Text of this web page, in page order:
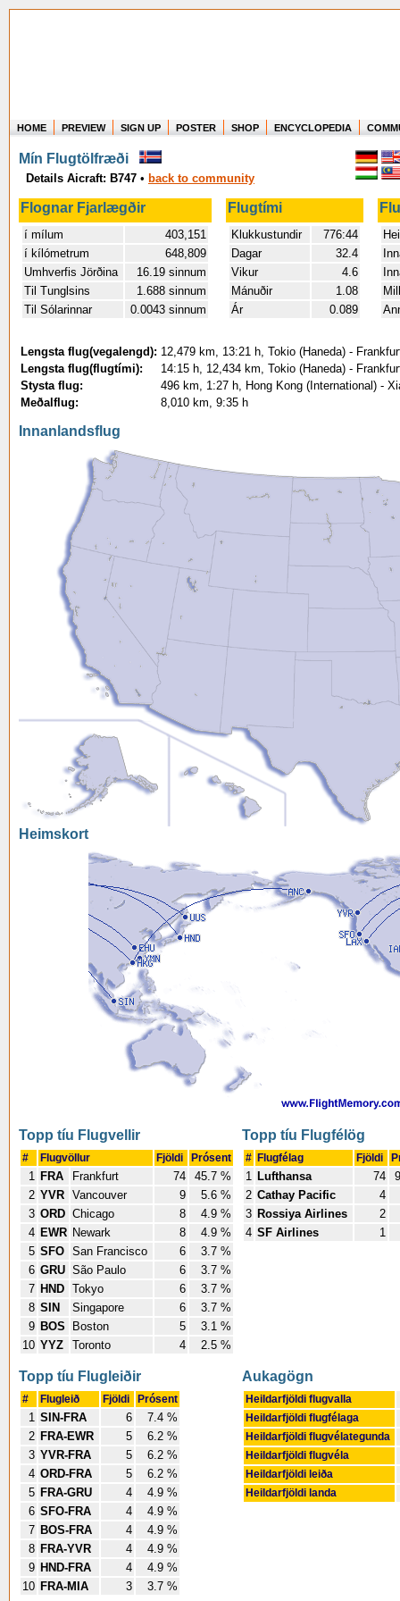
Where in the world have you flown?
How long have you been in the air?
Create your own FlightMemory and see!
HOME PREVIEW SIGN UP POSTER SHOP ENCYCLOPEDIA
Mín Flugtölfræði
Details Aicraft: B747 • back to community
Flognar Fjarlægðir Flugtími
í mílum
403,151
í kílómetrum
648,809
Umhverfis Jörðina
16.19 sinnum
Til Tunglsins
1.688 sinnum
Til Sólarinnar
0.0043 sinnum
Klukkustundir
776:44
Dagar
32.4
Vikur
4.6
Mánuðir
1.08
Ár
0.089
Lengsta flug(vegalengd): 12,479 km, 13:21 h, Tokio (Haneda) -
Lengsta flug(flugtími):
14:15 h, 12,434 km, Tokio (Haneda) -
Stysta flug:
496 km, 1:27 h, Hong Kong (International) -
Meðalflug:
8,010 km, 9:35 h
Innanlandsflug
Heimskort
Topp tíu Flugvellir
# Flugvöllur Fjöldi Prósent
1 FRA Frankfurt 74
45.7 %
2 YVR Vancouver 9
5.6 %
3 ORD Chicago 8
4.9 %
4 EWR Newark 8
4.9 %
5 SFO San Francisco 6
3.7 %
6 GRU São Paulo 6
3.7 %
7 HND Tokyo 6
3.7 %
8 SIN Singapore 6
3.7 %
9 BOS Boston 5
3.1 %
10 YYZ Toronto 4 2.5 %
Topp tíu Flugfélög
# Flugfélag Fjöldi
1 Lufthansa 74
2 Cathay Pacific 4
3 Rossiya Airlines 2
4 SF Airlines 1
Topp tíu Flugleiðir
# Flugleið Fjöldi Prósent
1 SIN-FRA 6
7.4 %
2 FRA-EWR 5
6.2 %
3 YVR-FRA 5
6.2 %
4 ORD-FRA 5
6.2 %
5 FRA-GRU 4
4.9 %
6 SFO-FRA 4
4.9 %
7 BOS-FRA 4
4.9 %
8 FRA-YVR 4
4.9 %
9 HND-FRA 4
4.9 %
10 FRA-MIA 3 3.7 %
Aukagögn
Heildarfjöldi flugvalla
Heildarfjöldi flugfélaga
Heildarfjöldi flugvélategunda
Heildarfjöldi flugvéla
Heildarfjöldi leiða
Heildarfjöldi landa